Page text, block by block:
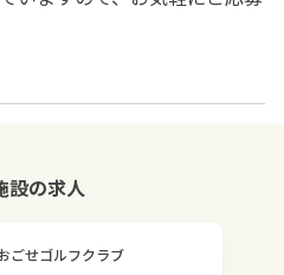
設の求人
ごせゴルフクラブ